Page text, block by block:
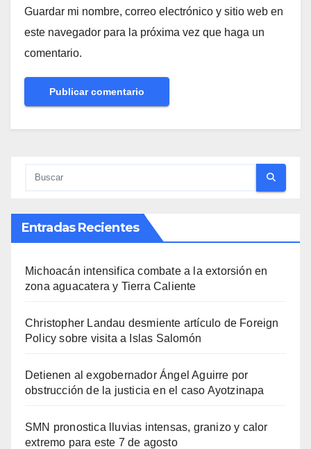
Guardar mi nombre, correo electrónico y sitio web en
este navegador para la próxima vez que haga un
comentario.
Entradas Recientes
Michoacán intensifica combate a la extorsión en
zona aguacatera y Tierra Caliente
Christopher Landau desmiente artículo de Foreign
Policy sobre visita a Islas Salomón
Detienen al exgobernador Ángel Aguirre por
obstrucción de la justicia en el caso Ayotzinapa
SMN pronostica lluvias intensas, granizo y calor
extremo para este 7 de agosto